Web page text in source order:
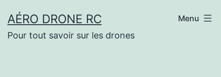
au
contenu
AÉRO DRONE RC
Pour tout savoir sur les drones
Menu